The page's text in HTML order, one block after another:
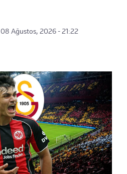
08 Ağustos, 2026 - 21:22